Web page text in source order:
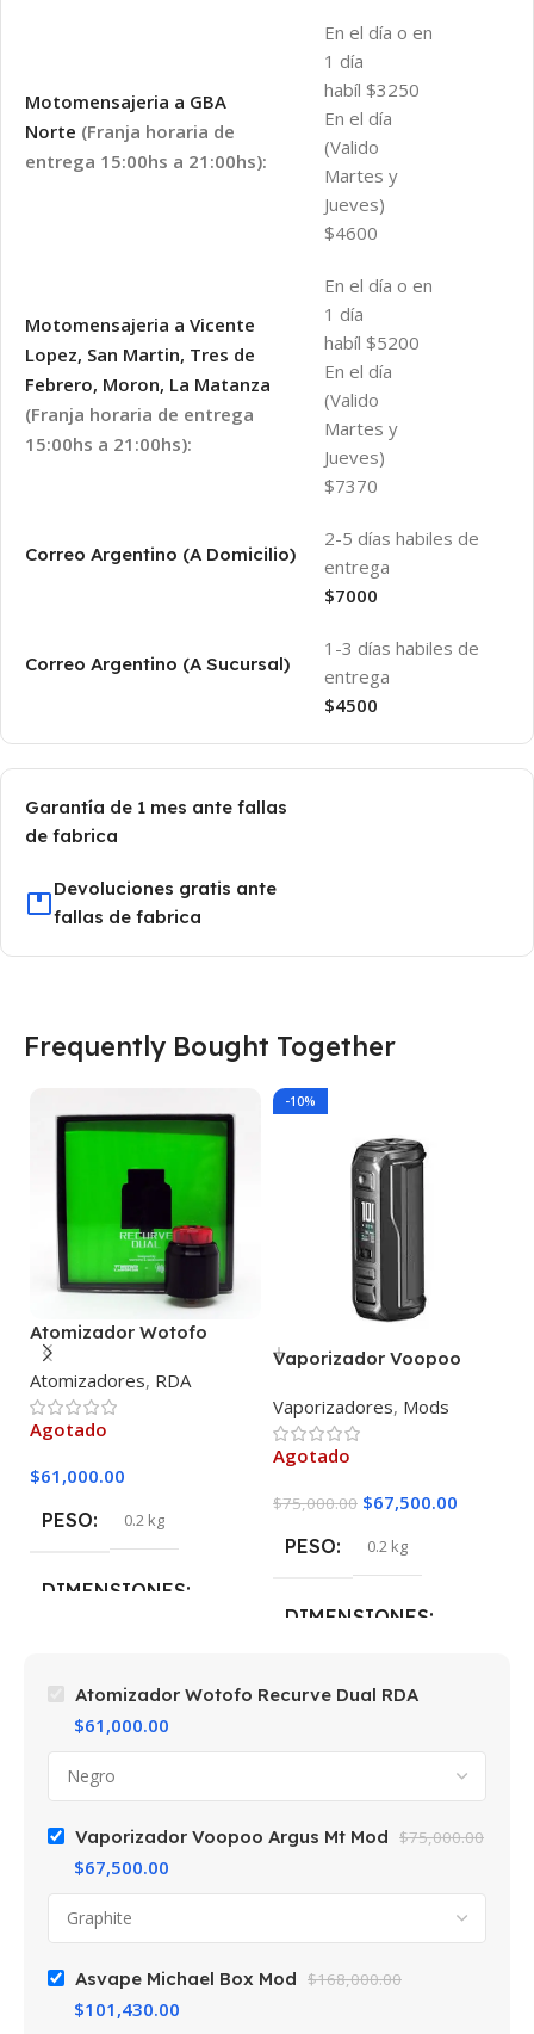
Motomensajeria a GBA
Norte (Franja horaria de
entrega 15:00hs a 21:00hs):
En el día o en
1 día
habíl $3250
En el día
(Valido
Martes y
Jueves)
$4600
Motomensajeria a Vicente
Lopez, San Martin, Tres de
Febrero, Moron, La Matanza
(Franja horaria de entrega
15:00hs a 21:00hs):
En el día o en
1 día
habíl $5200
En el día
(Valido
Martes y
Jueves)
$7370
Correo Argentino (A Domicilio)
2-5 días habiles de
entrega
$7000
Correo Argentino (A Sucursal)
1-3 días habiles de
entrega
$4500
Garantía de 1 mes ante fallas
de fabrica
Devoluciones gratis ante
fallas de fabrica
Frequently Bought Together
Atomizador Wotofo
Recurve Dual RDA
Atomizadores, RDA
Agotado
$61,000.00
PESO
0.2 kg
DIMENSIONES
COLOR Negro
MARCAS
-10%
Vaporizador Voopoo
Vaporizadores, Mods
Agotado
$75,000.00 $67,500.00
PESO
0.2 kg
DIMENSIONES
Atomizador Wotofo Recurve Dual RDA
$61,000.00
Vaporizador Voopoo Argus Mt Mod $75,000.00
$67,500.00
Asvape Michael Box Mod $168,000.00
$101,430.00